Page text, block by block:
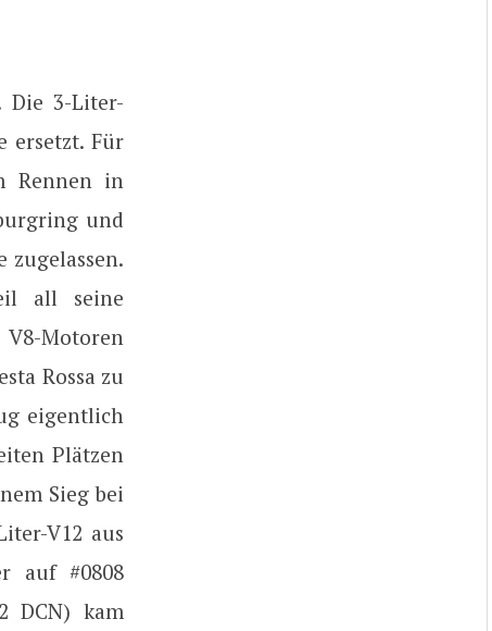
Die 3-Liter-
ersetzt. Für
Rennen in
und
zugelassen.
all seine
Motoren
Rossa zu
eigentlich
Plätzen
Sieg bei
V12 aus
auf #0808
DCN) kam